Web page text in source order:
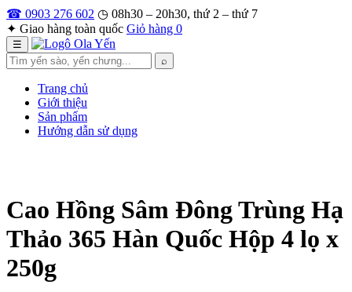
Bỏ
qua
nội
dung
☎ 0903 276 602 ◷ 08h30 – 20h30, thứ 2 – thứ 7
✦ Giao hàng toàn quốc Giỏ hàng 0
☰
Tìm
kiếm
⌕
Trang chủ
Giới thiệu
Sản phẩm
Hướng dẫn sử dụng
Cao Hồng Sâm Đông Trùng Hạ
Thảo 365 Hàn Quốc Hộp 4 lọ x
250g